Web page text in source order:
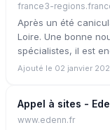
france3-
Après un été
Loire. Une bonne
spécialistes, il est
Ajouté le 02 janvier
Appel à sites -
www.edenn.fr